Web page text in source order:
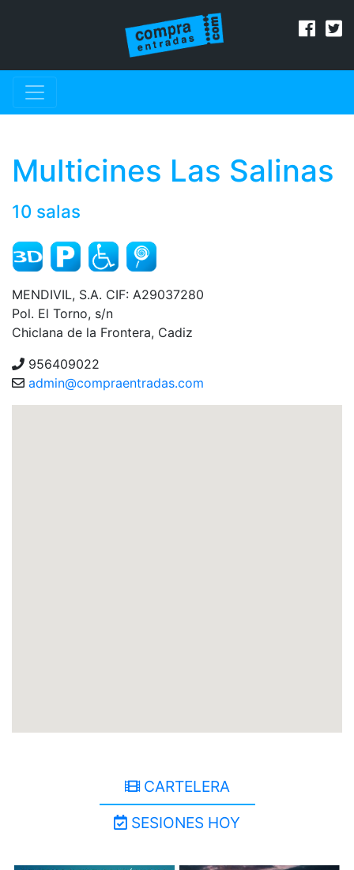
Multicines Las Salinas
10 salas
MENDIVIL, S.A. CIF: A29037280
Pol. El Torno, s/n
Chiclana de la Frontera, Cadiz
956409022
admin@compraentradas.com
CARTELERA
SESIONES HOY